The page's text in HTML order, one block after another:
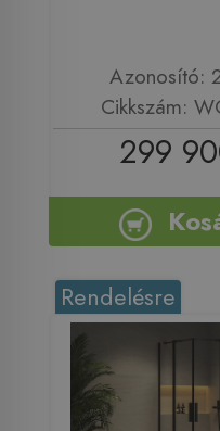
Azonosító:
Cikkszám:
299
Rendelésre